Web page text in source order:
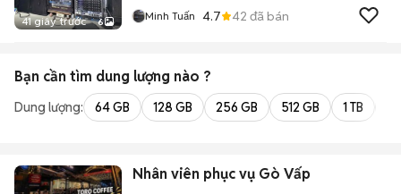
41 giây trước 6 Minh Tuấn 4.7 42 đã bán
Bạn cần tìm dung lượng nào ?
Dung lượng: 64 GB 128 GB 256 GB 512 GB 1 TB
Nhân viên phục vụ Gò Vấp